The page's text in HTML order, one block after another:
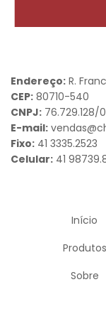
Endereço: R.
CEP: 80710-540
CNPJ: 76.729.128/
E-mail:
Fixo: 41 3335.2523
Celular: 41
Início
Produtos
Sobre